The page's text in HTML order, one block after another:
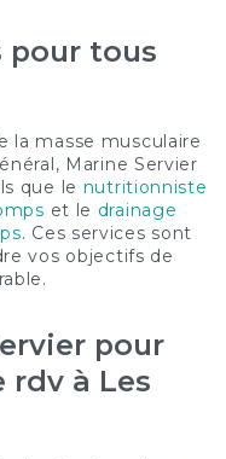
pour tous
la masse musculaire
Marine Servier
que le nutritionniste
et le drainage
. Ces services sont
vos objectifs de
pour
à Les